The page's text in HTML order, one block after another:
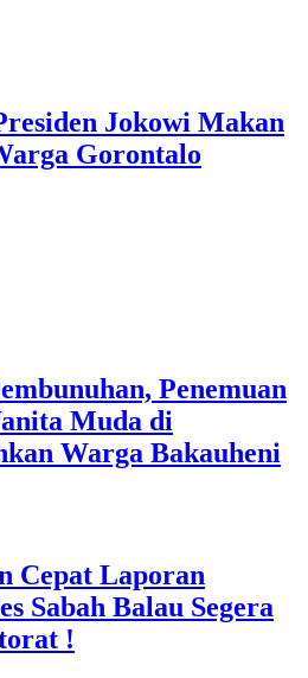
Jokowi Makan
Gorontalo
Penemuan
Muda di
Warga Bakauheni
Cepat Laporan
Sabah Balau Segera
!